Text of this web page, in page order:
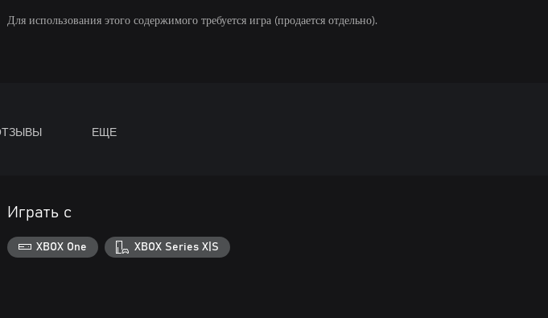
Для использования этого содержимого требуется игра (продается отдельно).
ЕЩЕ
Играть с
XBOX One XBOX Series X|S